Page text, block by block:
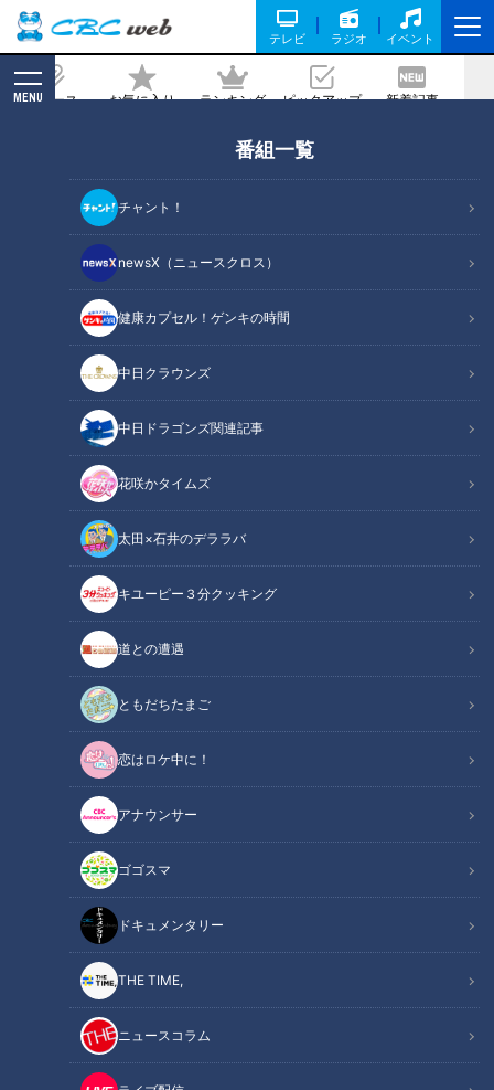
テレビ ラジオ イベント
ニュース お気に入り ランキング ピックアップ 新着記事
MENU
番組一覧
チャント！
newsX（ニュースクロス）
健康カプセル！ゲンキの時間
中日クラウンズ
中日ドラゴンズ関連記事
花咲かタイムズ
太田×石井のデララバ
キユーピー３分クッキング
道との遭遇
ともだちたまご
恋はロケ中に！
アナウンサー
ゴゴスマ
ドキュメンタリー
THE TIME,
ニュースコラム
麺屋はなび総大将がプロデュースする
「タカ飯店」
記事に戻る
CBCテレビ：画像「デララバ」
この記事の画像（全10枚）